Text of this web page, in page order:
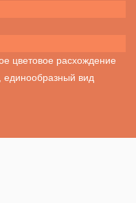
цветовое расхождение
вид